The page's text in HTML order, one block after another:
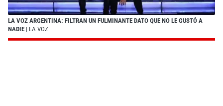
LA VOZ ARGENTINA: FILTRAN UN FULMINANTE DATO QUE NO LE GUSTÓ A
NADIE | LA VOZ